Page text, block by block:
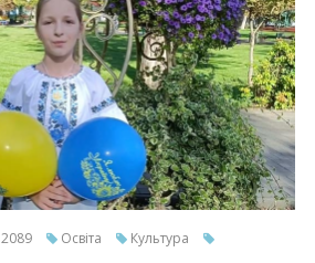
2089 Освіта Культура